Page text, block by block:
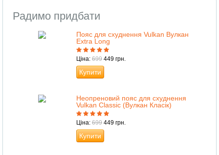
Радимо придбати
Пояс для схуднення Vulkan Вулкан
Extra Long
Ціна: 699 449 грн.
Купити
Неопреновий пояс для схуднення
Vulkan Classic (Вулкан Класік)
Ціна: 699 449 грн.
Купити